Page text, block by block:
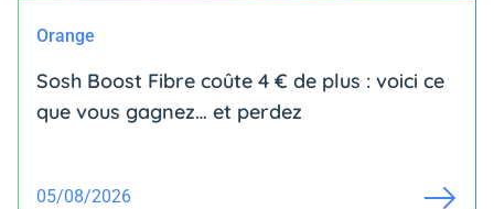
Orange
Sosh Boost Fibre coûte 4 € de plus : voici ce
que vous gagnez… et perdez
05/08/2026